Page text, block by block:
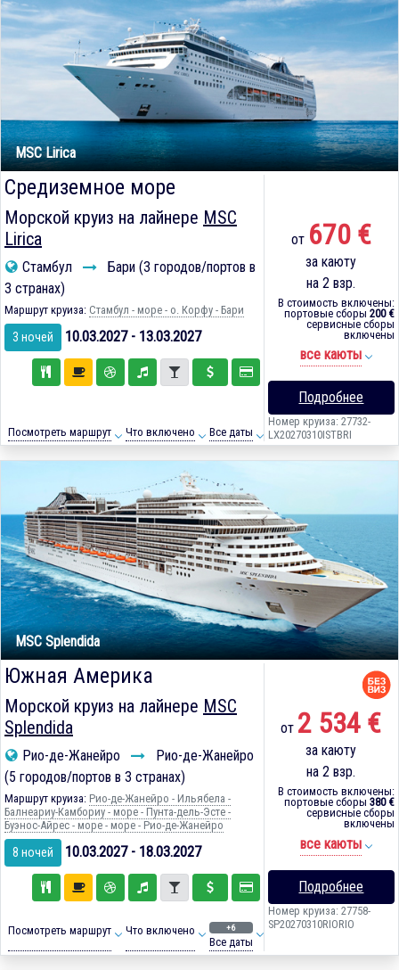
MSC Lirica
Средиземное море
Морской круиз на лайнере MSC
Lirica
Стамбул
Бари (3 городов/портов в
3 странах)
Маршрут круиза: Стамбул - море - о. Корфу - Бари
3 ночей 10.03.2027 - 13.03.2027
Посмотреть маршрут Что включено Все даты
от 670 €
за каюту
на 2 взр.
В стоимость включены:
портовые сборы 200 €
сервисные сборы
включены
все каюты
Подробнее
Номер круиза: 27732-
LX20270310ISTBRI
MSC Splendida
Южная Америка
Морской круиз на лайнере MSC
Splendida
Рио-де-Жанейро
Рио-де-Жанейро
(5 городов/портов в 3 странах)
Маршрут круиза: Рио-де-Жанейро - Ильябела -
Балнеариу-Камбориу - море - Пунта-дель-Эсте -
Буэнос-Айрес - море - море - Рио-де-Жанейро
8 ночей 10.03.2027 - 18.03.2027
Посмотреть маршрут Что включено +6
Все даты
от 2 534 €
за каюту
на 2 взр.
В стоимость включены:
портовые сборы 380 €
сервисные сборы
включены
все каюты
Подробнее
Номер круиза: 27758-
SP20270310RIORIO